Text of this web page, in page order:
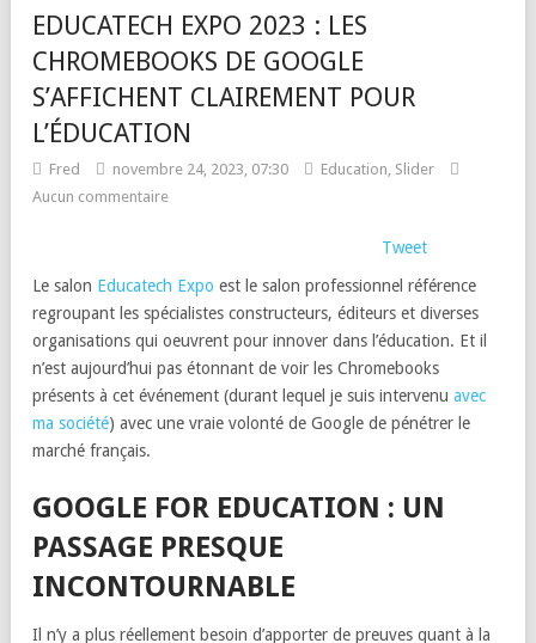
EDUCATECH EXPO 2023 : LES
CHROMEBOOKS DE GOOGLE
S’AFFICHENT CLAIREMENT POUR
L’ÉDUCATION
Fred novembre 24, 2023, 07:30 Education, Slider
Aucun commentaire
Tweet
Le salon Educatech Expo est le salon professionnel référence
regroupant les spécialistes constructeurs, éditeurs et diverses
organisations qui oeuvrent pour innover dans l’éducation. Et il
n’est aujourd’hui pas étonnant de voir les Chromebooks
présents à cet événement (durant lequel je suis intervenu avec
ma société) avec une vraie volonté de Google de pénétrer le
marché français.
GOOGLE FOR EDUCATION : UN
PASSAGE PRESQUE
INCONTOURNABLE
Il n’y a plus réellement besoin d’apporter de preuves quant à la